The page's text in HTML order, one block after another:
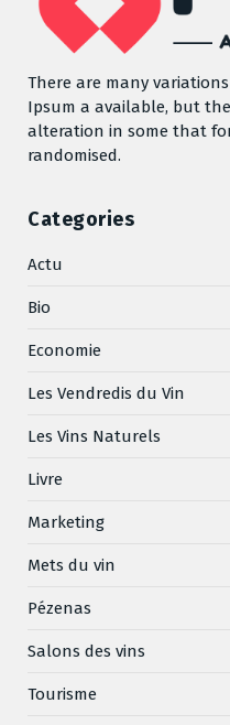
There are many
Ipsum a available, but
alteration in some that
randomised.
Categories
Actu
Bio
Economie
Les Vendredis du Vin
Les Vins Naturels
Livre
Marketing
Mets du vin
Pézenas
Salons des vins
Tourisme